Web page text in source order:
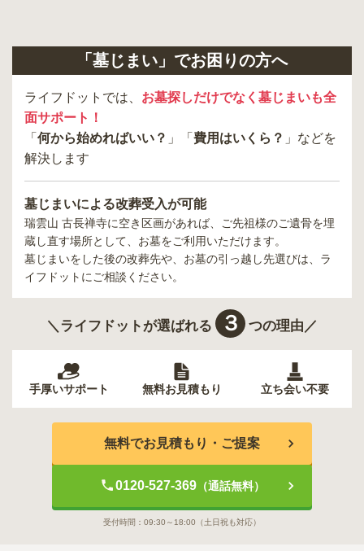
「墓じまい」でお困りの方へ
ライフドットでは、 お墓探しだけでなく墓じまいも全
面サポート！
「 何から始めればいい？ 」「 費用はいくら？ 」などを
解決します
墓じまいによる改葬受入が可能
瑞雲山 古長禅寺に空き区画があれば、ご先祖様のご遺骨を埋
蔵し直す場所として、お墓をご利用いただけます。
墓じまいをした後の改葬先や、お墓の引っ越し先選びは、ラ
イフドットにご相談ください。
＼ライフドットが選ばれる ３ つの理由／
手厚いサポート 無料お見積もり 立ち会い不要
無料でお見積もり・ご提案
0120-527-369（通話無料）
受付時間： 09:30～18:00 （土日祝も対応）